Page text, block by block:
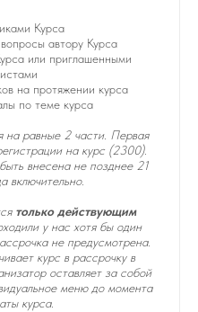
Курса
автору Курса
или приглашенными
на протяжении курса
по теме курса
на равные 2 части. Первая
на курс (2300).
внесена не позднее 21
включительно.
только действующим
у нас хотя бы один
не предусмотрена.
курс в рассрочку в
оставляет за собой
меню до момента
курса.